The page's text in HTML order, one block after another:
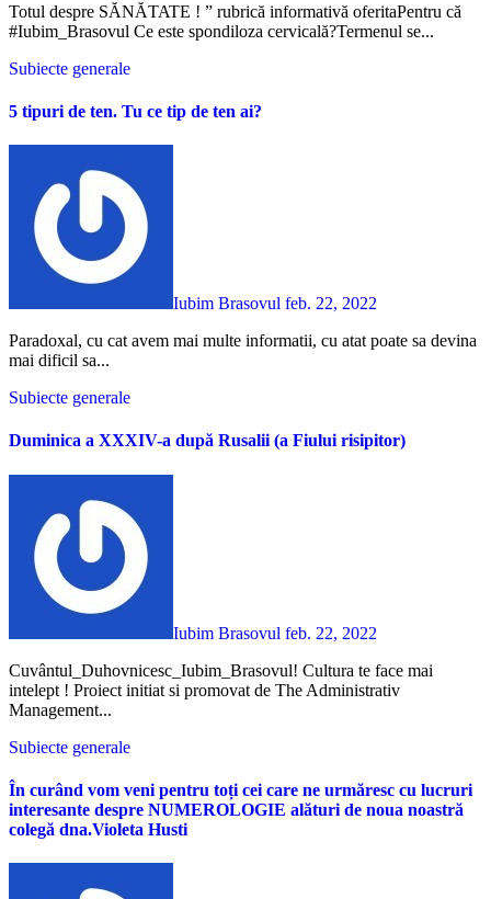
Totul despre SĂNĂTATE ! ” rubrică informativă oferitaPentru că
#Iubim_Brasovul Ce este spondiloza cervicală?Termenul se...
Subiecte generale
5 tipuri de ten. Tu ce tip de ten ai?
Iubim Brasovul feb. 22, 2022
Paradoxal, cu cat avem mai multe informatii, cu atat poate sa devina
mai dificil sa...
Subiecte generale
Duminica a XXXIV-a după Rusalii (a Fiului risipitor)
Iubim Brasovul feb. 22, 2022
Cuvântul_Duhovnicesc_Iubim_Brasovul! Cultura te face mai
intelept ! Proiect initiat si promovat de The Administrativ
Management...
Subiecte generale
În curând vom veni pentru toți cei care ne urmăresc cu lucruri
interesante despre NUMEROLOGIE alături de noua noastră
colegă dna.Violeta Husti